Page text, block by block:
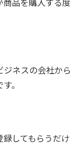
ネスの会社から
。
してもらうだけ